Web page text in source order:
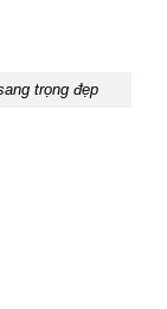
trọng đẹp